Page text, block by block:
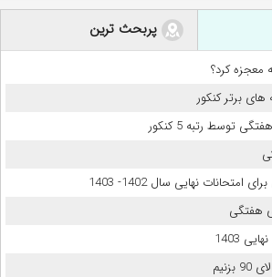
پربحث ترین
معجزه کرد؟
برتر کنکور
توسط رتبه 5 کنکور
نهایی سال 1402- 1403
هفتگی
1403